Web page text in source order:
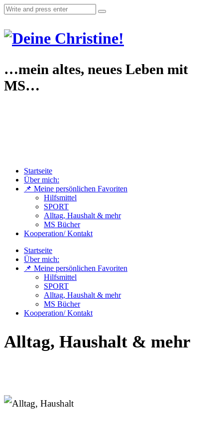
…mein altes, neues Leben mit
MS…
Startseite
Über mich:
📌 Meine persönlichen Favoriten
Hilfsmittel
SPORT
Alltag, Haushalt & mehr
MS Bücher
Kooperation/ Kontakt
Startseite
Über mich:
📌 Meine persönlichen Favoriten
Hilfsmittel
SPORT
Alltag, Haushalt & mehr
MS Bücher
Kooperation/ Kontakt
Alltag, Haushalt & mehr